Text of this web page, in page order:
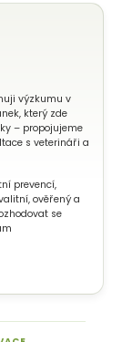
výzkumu v
který zde
– propojujeme
s veterináři a
prevencí,
ověřený a
se